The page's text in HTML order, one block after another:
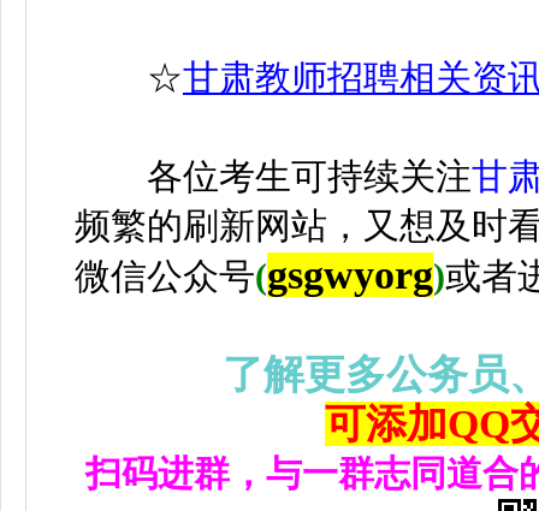
☆甘肃教师招聘相关资
各位考生可持续关注甘
频繁的刷新网站，又想及时
微信公众号(gsgwyorg)或者
了解更多公务员
可添加QQ
扫码进群，与一群志同道合